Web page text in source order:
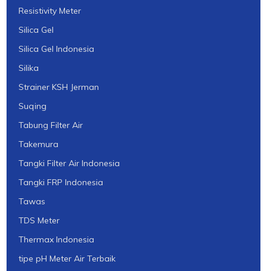
Resistivity Meter
Silica Gel
Silica Gel Indonesia
Silika
Strainer KSH Jerman
Suqing
Tabung Filter Air
Takemura
Tangki Filter Air Indonesia
Tangki FRP Indonesia
Tawas
TDS Meter
Thermax Indonesia
tipe pH Meter Air Terbaik